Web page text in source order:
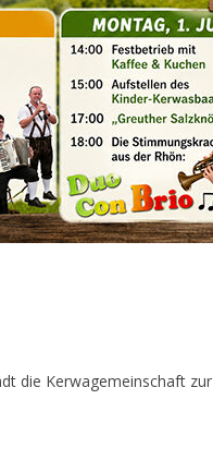
die Kerwagemeinschaft zur